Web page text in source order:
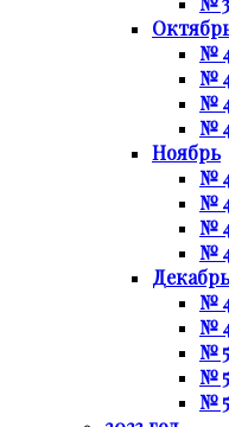
№
№
№
№
Ноябрь
№
№
№
№
Декабрь
№
№
№
№
№